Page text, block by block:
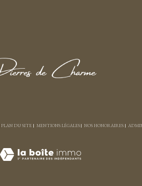
PLAN DU SITE MENTIONS LÉGALES NOS HONORAIRES